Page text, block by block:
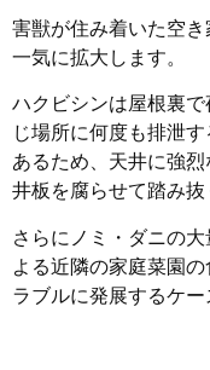
害獣が住み着いた空
一気に拡大します。
ハクビシンは屋根裏
じ場所に何度も排泄
あるため、天井に強
井板を腐らせて踏み抜
さらにノミ・ダニの
よる近隣の家庭菜園
ラブルに発展するケー